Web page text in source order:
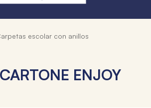
carpetas escolar con anillos
ENJOY